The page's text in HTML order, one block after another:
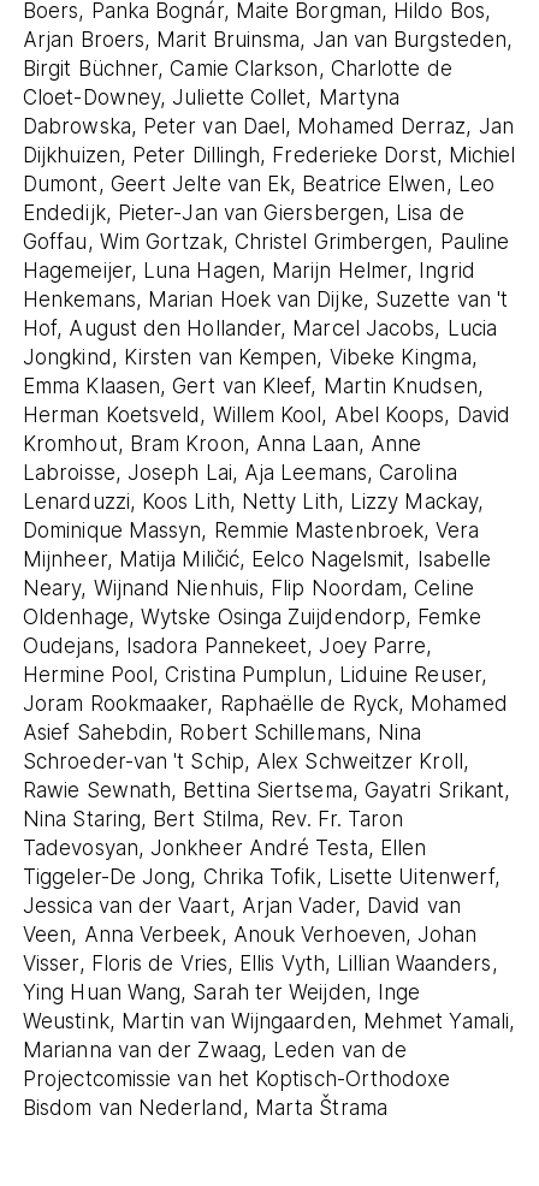
De andere kaart van Amsterdamis een
resultaat van het onderzoeksproject
Religieus Erfgoed Amsterdam . Deze
interactieve webomgeving ontsluit voor een
breed publiek het multireligieuze erfgoed
van de stad.
Boers, Panka Bognár, Maite Borgman, Hildo Bos,
Arjan Broers, Marit Bruinsma, Jan van Burgsteden,
Birgit Büchner, Camie Clarkson, Charlotte de
Cloet-Downey, Juliette Collet, Martyna
Dabrowska, Peter van Dael, Mohamed Derraz, Jan
Dijkhuizen, Peter Dillingh, Frederieke Dorst, Michiel
Dumont, Geert Jelte van Ek, Beatrice Elwen, Leo
Endedijk, Pieter-Jan van Giersbergen, Lisa de
Goffau, Wim Gortzak, Christel Grimbergen, Pauline
Hagemeijer, Luna Hagen, Marijn Helmer, Ingrid
Henkemans, Marian Hoek van Dijke, Suzette van 't
Hof, August den Hollander, Marcel Jacobs, Lucia
Jongkind, Kirsten van Kempen, Vibeke Kingma,
Emma Klaasen, Gert van Kleef, Martin Knudsen,
Herman Koetsveld, Willem Kool, Abel Koops, David
Kromhout, Bram Kroon, Anna Laan, Anne
Labroisse, Joseph Lai, Aja Leemans, Carolina
Lenarduzzi, Koos Lith, Netty Lith, Lizzy Mackay,
Dominique Massyn, Remmie Mastenbroek, Vera
Mijnheer, Matija Miličić, Eelco Nagelsmit, Isabelle
Neary, Wijnand Nienhuis, Flip Noordam, Celine
Oldenhage, Wytske Osinga Zuijdendorp, Femke
Oudejans, Isadora Pannekeet, Joey Parre,
Hermine Pool, Cristina Pumplun, Liduine Reuser,
Joram Rookmaaker, Raphaëlle de Ryck, Mohamed
Asief Sahebdin, Robert Schillemans, Nina
Schroeder-van 't Schip, Alex Schweitzer Kroll,
Rawie Sewnath, Bettina Siertsema, Gayatri Srikant,
Nina Staring, Bert Stilma, Rev. Fr. Taron
Tadevosyan, Jonkheer André Testa, Ellen
Tiggeler-De Jong, Chrika Tofik, Lisette Uitenwerf,
Jessica van der Vaart, Arjan Vader, David van
Veen, Anna Verbeek, Anouk Verhoeven, Johan
Visser, Floris de Vries, Ellis Vyth, Lillian Waanders,
Ying Huan Wang, Sarah ter Weijden, Inge
Weustink, Martin van Wijngaarden, Mehmet Yamali,
Marianna van der Zwaag, Leden van de
Projectcomissie van het Koptisch-Orthodoxe
Bisdom van Nederland, Marta Štrama